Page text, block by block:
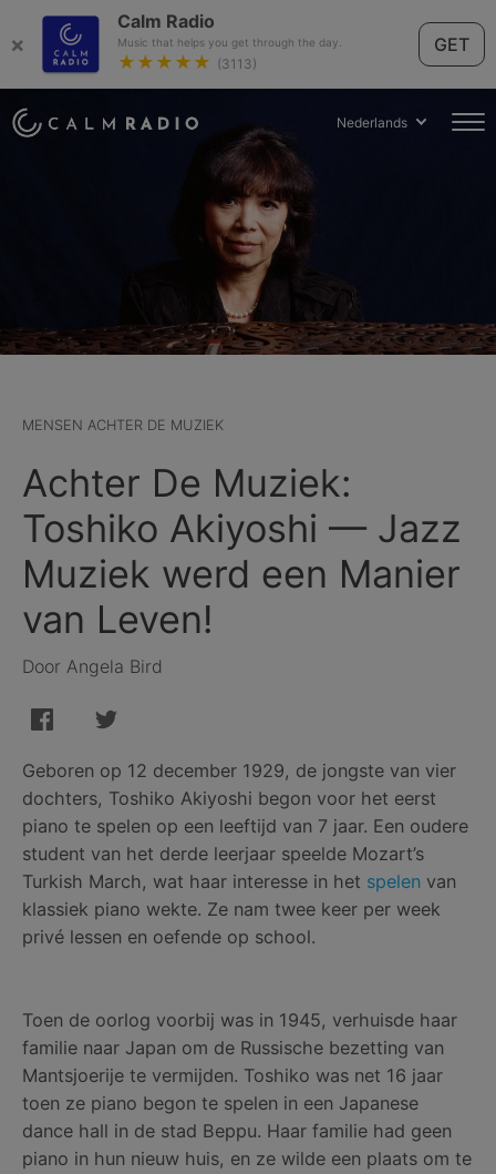
×
Calm Radio
Music that helps you get through the day.
★★★★★ (3113)
GET
Nederlands
MENSEN ACHTER DE MUZIEK
Achter De Muziek:
Toshiko Akiyoshi — Jazz
Muziek werd een Manier
van Leven!
Door Angela Bird
Geboren op 12 december 1929, de jongste van vier
dochters, Toshiko Akiyoshi begon voor het eerst
piano te spelen op een leeftijd van 7 jaar. Een oudere
student van het derde leerjaar speelde Mozart’s
Turkish March, wat haar interesse in het spelen van
klassiek piano wekte. Ze nam twee keer per week
privé lessen en oefende op school.
Toen de oorlog voorbij was in 1945, verhuisde haar
familie naar Japan om de Russische bezetting van
Mantsjoerije te vermijden. Toshiko was net 16 jaar
toen ze piano begon te spelen in een Japanese
dance hall in de stad Beppu. Haar familie had geen
piano in hun nieuw huis, en ze wilde een plaats om te